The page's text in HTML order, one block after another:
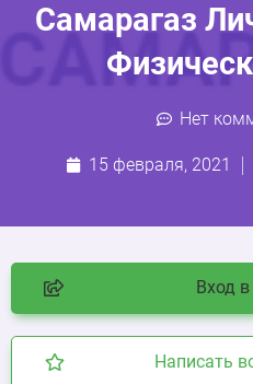
Самарагаз
Нет
15 февраля, 2021
Вход
Написать